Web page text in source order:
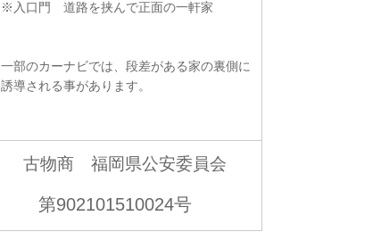
※入口門 道路を挟んで正面の一軒家
一部のカーナビでは、段差がある家の裏側に
誘導される事があります。
古物商 福岡県公安委員会
第902101510024号